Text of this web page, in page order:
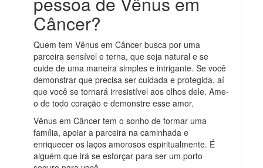
Câncer?
Quem tem Vênus em Câncer busca por uma
parceira sensível e terna, que seja natural e se
cuide de uma maneira simples e intrigante. Se você
demonstrar que precisa ser cuidada e protegida, aí
que você se tornará irresistível aos olhos dele. Ame-
o de todo coração e demonstre esse amor.
Vênus em Câncer tem o sonho de formar uma
família, apoiar a parceira na caminhada e
enriquecer os laços amorosos espiritualmente. É
alguém que irá se esforçar para ser um porto